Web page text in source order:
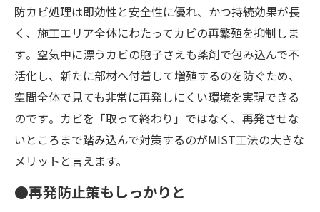
防カビ処理は即効性と安全性に優れ、かつ持続効果が長
く、施工エリア全体にわたってカビの再繁殖を抑制しま
す​。空気中に漂うカビの胞子さえも薬剤で包み込んで不
活化し、新たに部材へ付着して増殖するのを防ぐため、
空間全体で見ても非常に再発しにくい環境を実現できる
のです​。カビを「取って終わり」ではなく、再発させな
いところまで踏み込んで対策するのがMIST工法の大きな
メリットと言えます。
●再発防止策もしっかりと